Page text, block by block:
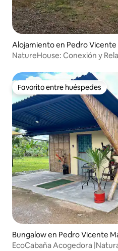
Alojamiento en Pedro
NatureHouse: Conexión y
Favorito entre huéspedes
Favorito entre huéspedes
Bungalow en Pedro Vicente
EcoCabaña Acogedora